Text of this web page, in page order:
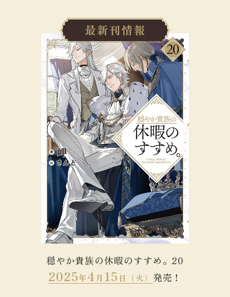
穏やか貴族の休暇のすすめ。20
2025年4 月 15 日（火） 発売！